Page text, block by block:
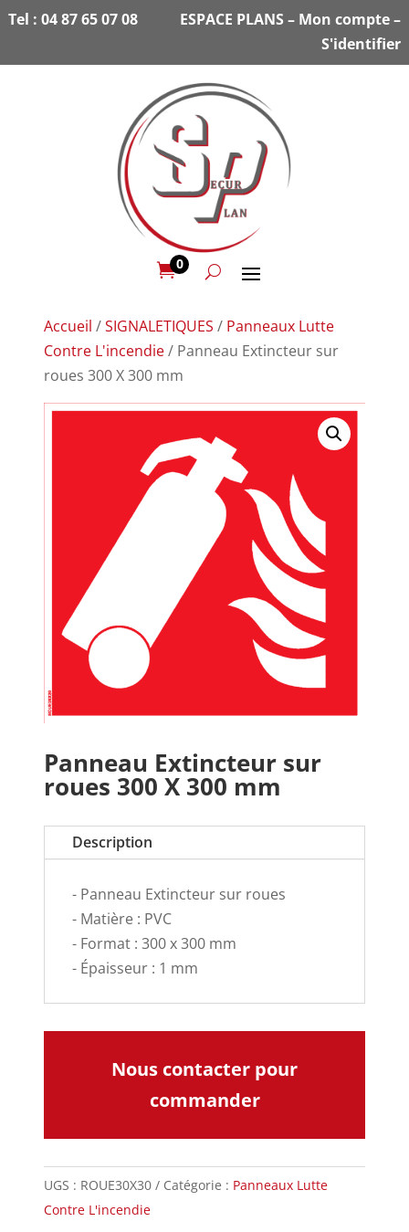
Tel : 04 87 65 07 08 ESPACE PLANS– Mon compte–
S'identifier
0
Accueil /SIGNALETIQUES / Panneaux Lutte
Contre L'incendie/ Panneau Extincteur sur
roues 300 X 300 mm
Panneau Extincteur sur
roues 300 X 300 mm
Description
- Panneau Extincteur sur roues
- Matière : PVC
- Format : 300 x 300 mm
- Épaisseur : 1 mm
Nous contacter pour
commander
UGS : ROUE30X30 Catégorie : Panneaux Lutte
Contre L'incendie